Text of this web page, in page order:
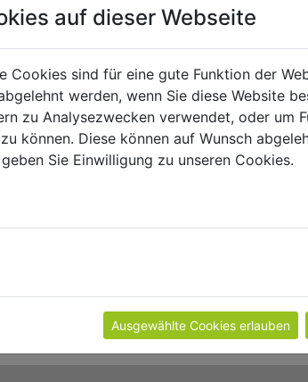
auf dieser Webseite
Cookies sind für eine gute Funktion der
werden, wenn Sie diese Website
zu Analysezwecken verwendet, oder um
können. Diese können auf Wunsch
Sie Einwilligung zu unseren Cookies.
Ausgewählte Cookies erlauben